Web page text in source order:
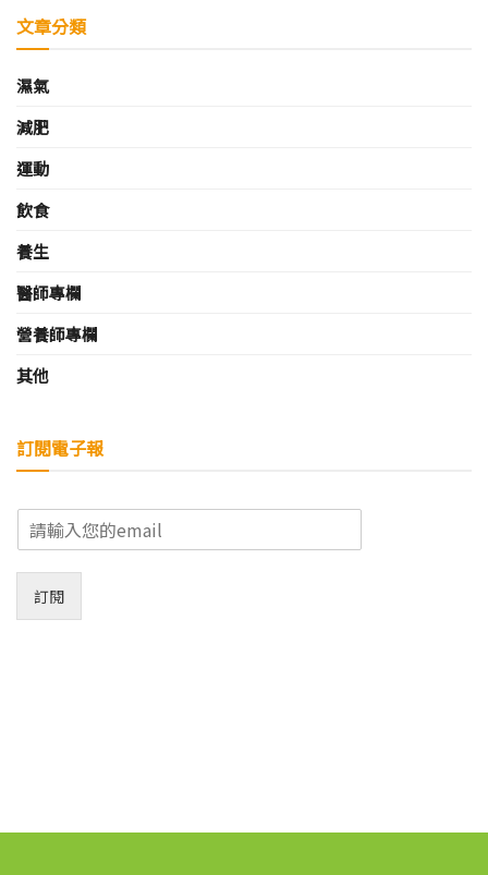
文章分類
濕氣
減肥
運動
飲食
養生
醫師專欄
營養師專欄
其他
訂閱電子報
E
m
*
訂閱